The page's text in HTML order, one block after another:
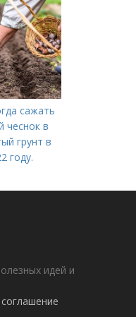
сажать
чеснок в
грунт в
году.
статьи в
идей и